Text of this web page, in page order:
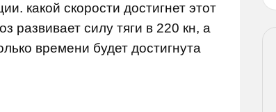
какой скорости достигнет этот
развивает силу тяги в 220 кн, а
времени будет достигнута